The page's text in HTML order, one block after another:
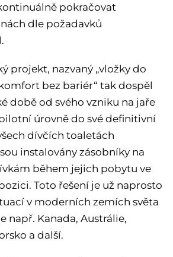
pokračovat
dle požadavků
projekt, nazvaný „vložky do
bez bariér“ tak dospěl
době od svého vzniku na jaře
úrovně do své definitivní
dívčích toaletách
instalovány zásobníky na
během jejich pobytu ve
Toto řešení je už naprosto
v moderních zemích světa
např. Kanada, Austrálie,
a další.